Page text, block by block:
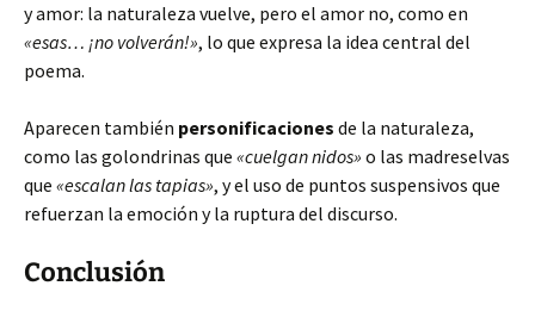
y amor: la naturaleza vuelve, pero el amor no, como en
«esas… ¡no volverán!», lo que expresa la idea central del
poema.
Aparecen también personificaciones de la naturaleza,
como las golondrinas que «cuelgan nidos» o las madreselvas
que «escalan las tapias», y el uso de puntos suspensivos que
refuerzan la emoción y la ruptura del discurso.
Conclusión